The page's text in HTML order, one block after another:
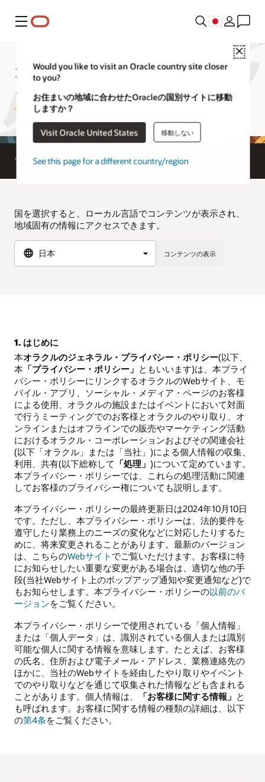
メニュー
Close
Would you like to visit an Oracle country site closer
to you?
お住まいの地域に合わせたOracleの国別サイトに移動
しますか？
Visit Oracle United States 移動しない
See this page for a different country/region
オラクルのジェネラル・プラ
イバシー・ポリシー
プライバシー 個人情報保護 利用規約
国を選択すると、ローカル言語でコンテンツが表示され、
地域固有の情報にアクセスできます。
コンテンツの表示
1. はじめに
本オラクルのジェネラル・プライバシー・ポリシー(以下、
本 「プライバシー・ポリシー」 ともいいます)は、本プライ
バシー・ポリシーにリンクするオラクルのWebサイト、モ
バイル・アプリ、ソーシャル・メディア・ページのお客様
による使用、オラクルの施設またはイベントにおいて対面
で行うミーティングでのお客様とオラクルのやり取り、オ
ンラインまたはオフラインでの販売やマーケティング活動
におけるオラクル・コーポレーションおよびその関連会社
(以下「オラクル」または「当社」)による個人情報の収集、
利用、共有(以下総称して 「処理」 )について定めています。
本プライバシー・ポリシーでは、これらの処理活動に関連
してお客様のプライバシー権についても説明します。
本プライバシー・ポリシーの最終更新日は2024年10月10日
です。ただし、本プライバシー・ポリシーは、法的要件を
遵守したり業務上のニーズの変化などに対応したりするた
めに、将来変更されることがあります。最新のバージョン
は、こちらのWebサイト でご覧いただけます。お客様に特
にお知らせしたい重要な変更がある場合は、適切な他の手
段(当社Webサイト上のポップアップ通知や変更通知など)で
もお知らせします。本プライバシー・ポリシーの以前のバ
ージョンをご覧ください。
本プライバシー・ポリシーで使用されている「個人情報」
または「個人データ」は、識別されている個人または識別
可能な個人に関する情報を意味します。たとえば、お客様
の氏名、住所および電子メール・アドレス、業務連絡先の
ほかに、当社のWebサイトを経由したやり取りやイベント
でのやり取りなどを通じて収集された情報なども含まれる
ことがあります。個人情報は、
「お客様に関する情報」 と
も呼ばれます。お客様に関する情報の種類の詳細は、以下
の第4条をご覧ください。